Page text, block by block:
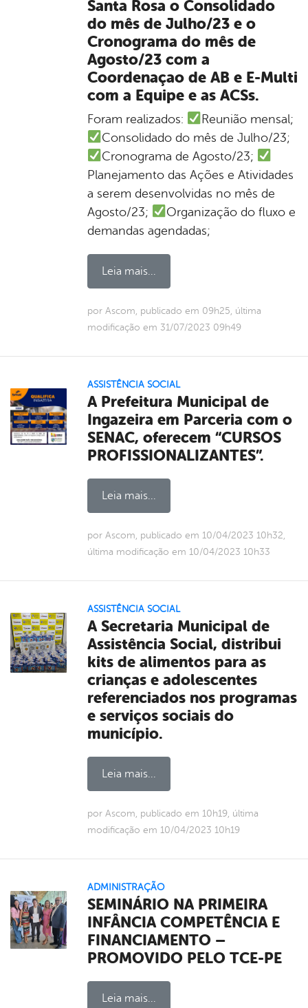
Santa Rosa o Consolidado
do mês de Julho/23 e o
Cronograma do mês de
Agosto/23 com a
Coordenaçao de AB e E-Multi
com a Equipe e as ACSs.
Foram realizados:
Reunião mensal;
Consolidado do mês de Julho/23;
Cronograma de Agosto/23;
Planejamento das Ações e Atividades
a serem desenvolvidas no mês de
Agosto/23;
Organização do fluxo e
demandas agendadas;
Leia mais...
por Ascom, publicado em 09h25, última
modificação em 31/07/2023 09h49
ASSISTÊNCIA SOCIAL
A Prefeitura Municipal de
Ingazeira em Parceria com o
SENAC, oferecem “CURSOS
PROFISSIONALIZANTES”.
Leia mais...
por Ascom, publicado em 10/04/2023 10h32,
última modificação em 10/04/2023 10h33
ASSISTÊNCIA SOCIAL
A Secretaria Municipal de
Assistência Social, distribui
kits de alimentos para as
crianças e adolescentes
referenciados nos programas
e serviços sociais do
município.
Leia mais...
por Ascom, publicado em 10h19, última
modificação em 10/04/2023 10h19
ADMINISTRAÇÃO
SEMINÁRIO NA PRIMEIRA
INFÂNCIA COMPETÊNCIA E
FINANCIAMENTO –
PROMOVIDO PELO TCE-PE
Leia mais...